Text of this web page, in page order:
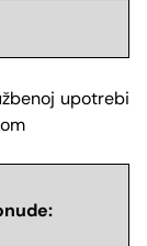
upotrebi